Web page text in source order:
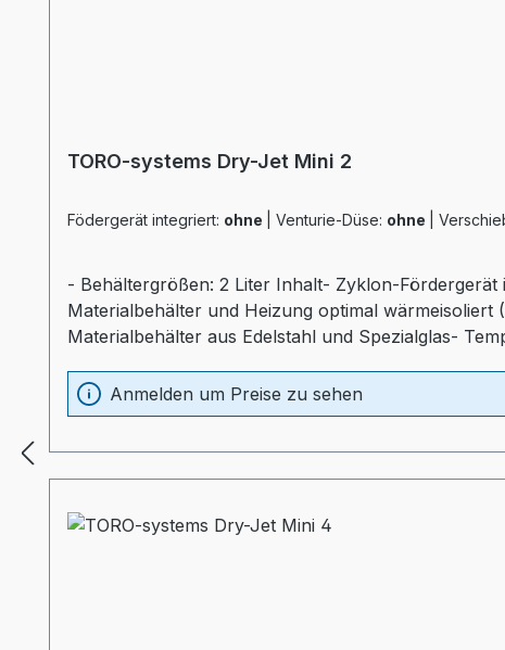
TORO-systems Dry-Jet Mini 2
Födergerät integriert: ohne Venturie-Düse: ohne
- Behältergrößen: 2 Liter Inhalt- Zyklon-
Materialbehälter und Heizung optimal
Materialbehälter aus Edelstahl und Spezialglas-
Anmelden um Preise zu sehen